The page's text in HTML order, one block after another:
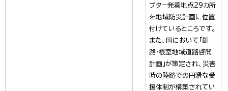
プター発着地点29カ所
を地域防災計画に位置
付けているところです。
また、国において「釧
路・根室地域道路啓開
計画」が策定され、災害
時の陸路での円滑な受
援体制が構築されてい